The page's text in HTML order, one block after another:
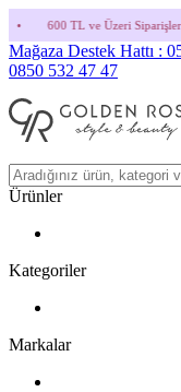
Üzeri Siparişlerde Kargo
Mağaza Destek Hattı :
0850 532 47 47
Ürünler
Kategoriler
Markalar